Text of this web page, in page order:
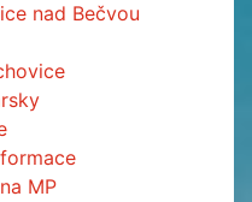
nad Bečvou
MP